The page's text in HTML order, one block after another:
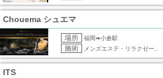
Chouema シュエマ
場所 福岡➠小倉駅
施術 メンズエステ・リラクゼー..
ITS